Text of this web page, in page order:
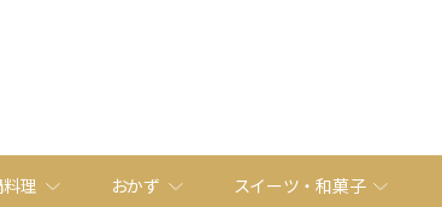
理 おかず スイーツ・和菓子